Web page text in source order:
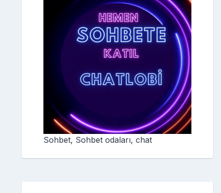
Sohbet, Sohbet odaları, chat